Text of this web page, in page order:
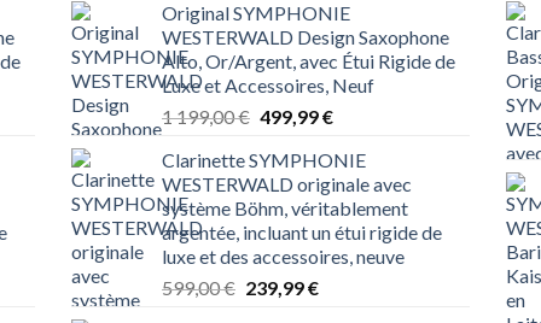
Original SYMPHONIE
WESTERWALD Design Saxophone
Alto, Or/Argent, avec Étui Rigide de
Luxe et Accessoires, Neuf
1 199,00€ Le
initial
était :
1 199,00 €.
499,99€Le
actuel
est :
499,99 €.
Clarinette SYMPHONIE
WESTERWALD originale avec
système Böhm, véritablement
argentée, incluant un étui rigide de
luxe et des accessoires, neuve
599,00€ Le
239,99€Le